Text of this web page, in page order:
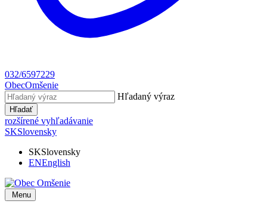
032/6597229
ObecOmšenie
Hľadaný výraz
Hľadať
rozšírené vyhľadávanie
SKSlovensky
SKSlovensky
ENEnglish
Menu